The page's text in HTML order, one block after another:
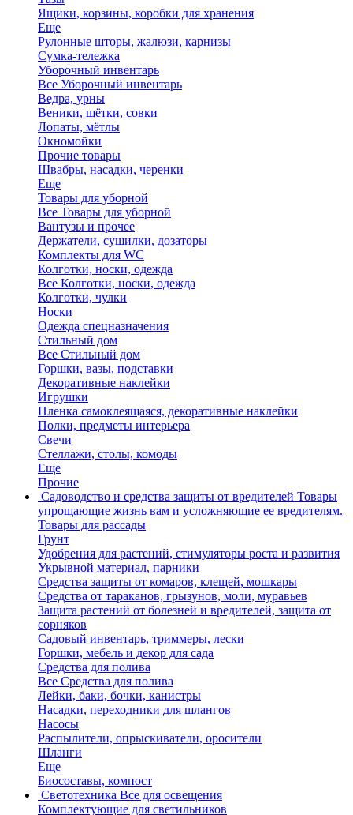
Ящики, корзины, коробки для хранения
Еще
Рулонные шторы, жалюзи, карнизы
Сумка-тележка
Уборочный инвентарь
Все Уборочный инвентарь
Ведра, урны
Веники, щётки, совки
Лопаты, мётлы
Окномойки
Прочие товары
Швабры, насадки, черенки
Еще
Товары для уборной
Все Товары для уборной
Вантузы и прочее
Держатели, сушилки, дозаторы
Комплекты для WC
Колготки, носки, одежда
Все Колготки, носки, одежда
Колготки, чулки
Носки
Одежда спецназначения
Стильный дом
Все Стильный дом
Горшки, вазы, подставки
Декоративные наклейки
Игрушки
Пленка самоклеящаяся, декоративные наклейки
Полки, предметы интерьера
Свечи
Стеллажи, столы, комоды
Еще
Прочие
Садоводство и средства защиты от вредителей Товары
упрощающие жизнь вам и усложняющие ее вредителям.
Товары для рассады
Грунт
Удобрения для растений, стимуляторы роста и развития
Укрывной материал, парники
Средства защиты от комаров, клещей, мошкары
Средства от тараканов, грызунов, моли, муравьев
Защита растений от болезней и вредителей, защита от
сорняков
Садовый инвентарь, триммеры, лески
Горшки, мебель и декор для сада
Средства для полива
Все Средства для полива
Лейки, баки, бочки, канистры
Насадки, переходники для шлангов
Насосы
Распылители, опрыскиватели, оросители
Шланги
Еще
Биосоставы, компост
Светотехника Все для освещения
Комплектующие для светильников